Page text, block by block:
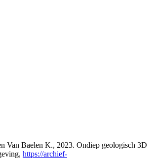
Van Baelen K., 2023. Ondiep geologisch 3D
https://archief-